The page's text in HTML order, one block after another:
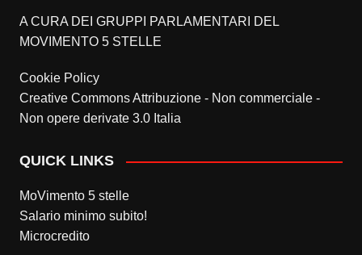
A CURA DEI GRUPPI PARLAMENTARI DEL
MOVIMENTO 5 STELLE
Cookie Policy
Creative Commons Attribuzione - Non commerciale -
Non opere derivate 3.0 Italia
QUICK LINKS
MoVimento 5 stelle
Salario minimo subito!
Microcredito